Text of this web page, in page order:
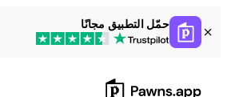
حمّل التطبيق مجانًا